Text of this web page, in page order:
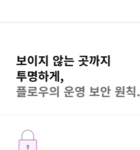
보이지 않는 곳까지
투명하게,
플로우의 운영 보안 원칙.